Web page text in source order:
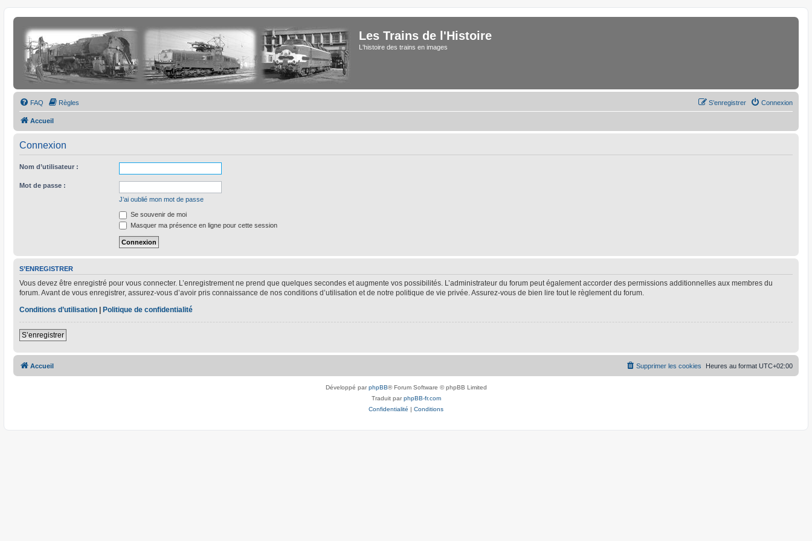
Les Trains de l'Histoire
L'histoire des trains en images
FAQ Règles Connexion
S’enregistrer
Accueil
Connexion
Nom d’utilisateur :
Mot de passe :
J’ai oublié mon mot de passe
Se souvenir de moi
Masquer ma présence en ligne pour cette session
S’ENREGISTRER
Vous devez être enregistré pour vous connecter. L’enregistrement ne prend que quelques secondes et augmente vos possibilités. L’administrateur du forum peut également accorder des permissions additionnelles aux membres du
forum. Avant de vous enregistrer, assurez-vous d’avoir pris connaissance de nos conditions d’utilisation et de notre politique de vie privée. Assurez-vous de bien lire tout le règlement du forum.
Conditions d’utilisation | Politique de confidentialité
S’enregistrer
Accueil Heures au format UTC+02:00
Supprimer les cookies
Développé parphpBB® Forum Software © phpBB Limited
Traduit parphpBB-fr.com
Confidentialité | Conditions